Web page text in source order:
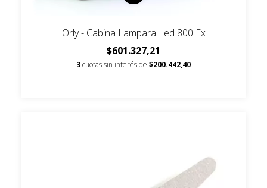
Orly - Cabina Lampara Led 800 Fx
$601.327,21
3cuotas sin interés de $200.442,40